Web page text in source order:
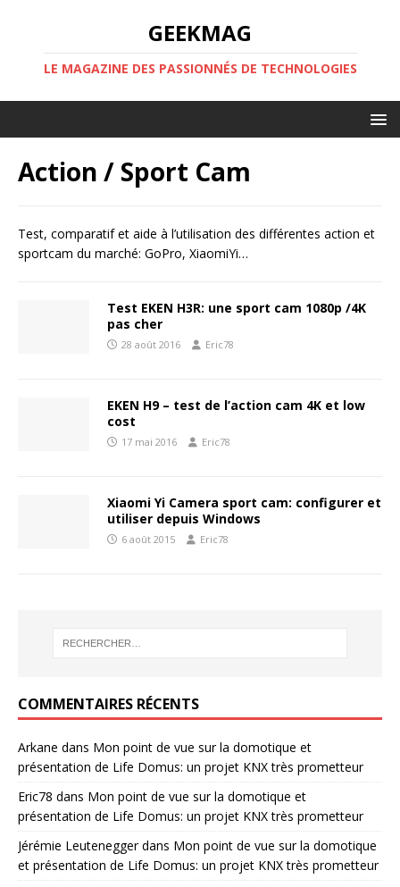
GEEKMAG
LE MAGAZINE DES PASSIONNÉS DE TECHNOLOGIES
Action / Sport Cam
Test, comparatif et aide à l’utilisation des différentes action et
sportcam du marché: GoPro, XiaomiYi…
Test EKEN H3R: une sport cam 1080p /4K
pas cher
28 août 2016 Eric78
EKEN H9 – test de l’action cam 4K et low
cost
17 mai 2016 Eric78
Xiaomi Yi Camera sport cam: configurer et
utiliser depuis Windows
6 août 2015 Eric78
COMMENTAIRES RÉCENTS
Arkane dans Mon point de vue sur la domotique et
présentation de Life Domus: un projet KNX très prometteur
Eric78 dans Mon point de vue sur la domotique et
présentation de Life Domus: un projet KNX très prometteur
Jérémie Leuteneggerdans Mon point de vue sur la domotique
et présentation de Life Domus: un projet KNX très prometteur